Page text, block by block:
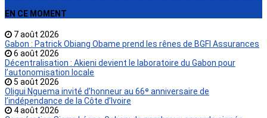
EN CE MOMENT
7 août 2026
Gabon : Patrick Obiang Obame prend les rênes de BGFI Assurances
6 août 2026
Décentralisation : Akieni devient le laboratoire du Gabon pour
l’autonomisation locale
5 août 2026
Oligui Nguema invité d’honneur au 66ᵉ anniversaire de
l’indépendance de la Côte d’Ivoire
4 août 2026